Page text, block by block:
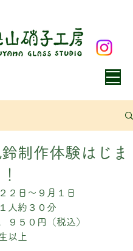
制作体験はじま
２日〜９月１日
人約３０分
９５０円（税込）
以上